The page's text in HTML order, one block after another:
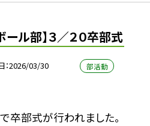
ール部】３／２０卒部式
2026/03/30 部活動
卒部式が行われました。